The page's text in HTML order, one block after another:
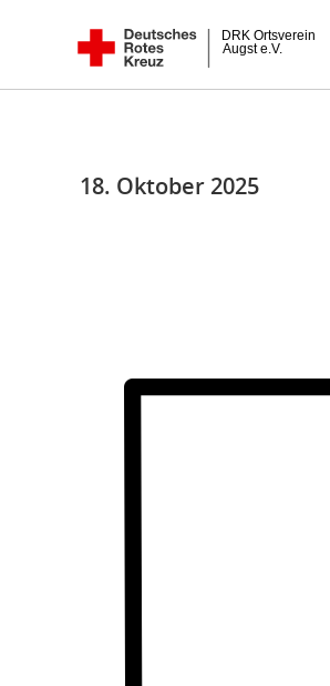
DRK Ortsverein Augst e.V.
18. Oktober 2025